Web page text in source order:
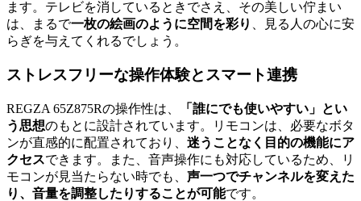
ます。テレビを消しているときでさえ、その美しい佇まい
は、まるで一枚の絵画のように空間を彩り
、見る人の心に安
らぎを与えてくれるでしょう。
ストレスフリーな操作体験とスマート連携
REGZA 65Z875Rの操作性は、
「誰にでも使いやすい」とい
う思想のもとに設計されています。リモコンは、必要なボタ
ンが直感的に配置されており、 迷うことなく目的の機能にア
クセスできます。また、音声操作にも対応しているため、リ
モコンが見当たらない時でも、 声一つでチャンネルを変えた
り、音量を調整したりすることが可能です。